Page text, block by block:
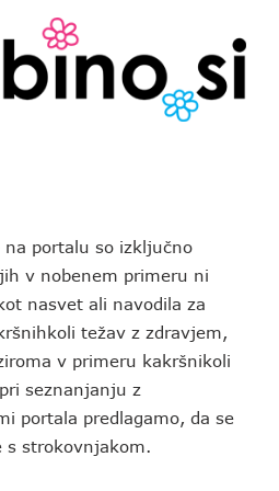
portalu so izključno
v nobenem primeru ni
nasvet ali navodila za
težav z zdravjem,
v primeru kakršnikoli
seznanjanju z
portala predlagamo, da se
s strokovnjakom.